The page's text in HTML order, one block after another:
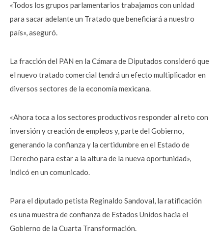
«Todos los grupos parlamentarios trabajamos con unidad
para sacar adelante un Tratado que beneficiará a nuestro
país», aseguró.
La fracción del PAN en la Cámara de Diputados consideró que
el nuevo tratado comercial tendrá un efecto multiplicador en
diversos sectores de la economía mexicana.
«Ahora toca a los sectores productivos responder al reto con
inversión y creación de empleos y, parte del Gobierno,
generando la confianza y la certidumbre en el Estado de
Derecho para estar a la altura de la nueva oportunidad»,
indicó en un comunicado.
Para el diputado petista Reginaldo Sandoval, la ratificación
es una muestra de confianza de Estados Unidos hacia el
Gobierno de la Cuarta Transformación.